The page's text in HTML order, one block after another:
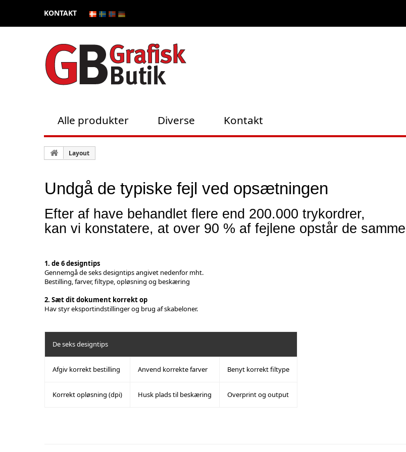
KONTAKT
Alle produkter Diverse Kontakt
Layout
Undgå de typiske fejl ved opsætningen
Efter af have behandlet flere end 200.000 trykordrer,
kan vi konstatere, at over 90 % af fejlene opstår de
1. de 6 designtips
Gennemgå de seks designtips angivet nedenfor mht.
Bestilling, farver, filtype, opløsning og beskæring
2. Sæt dit dokument korrekt op
Hav styreksportindstillingerog brug afskabeloner.
De seks designtips
Afgiv korrekt bestilling Anvend korrekte farver Benyt korrekt filtype
Korrekt opløsning (dpi) Husk plads til beskæring Overprint og output